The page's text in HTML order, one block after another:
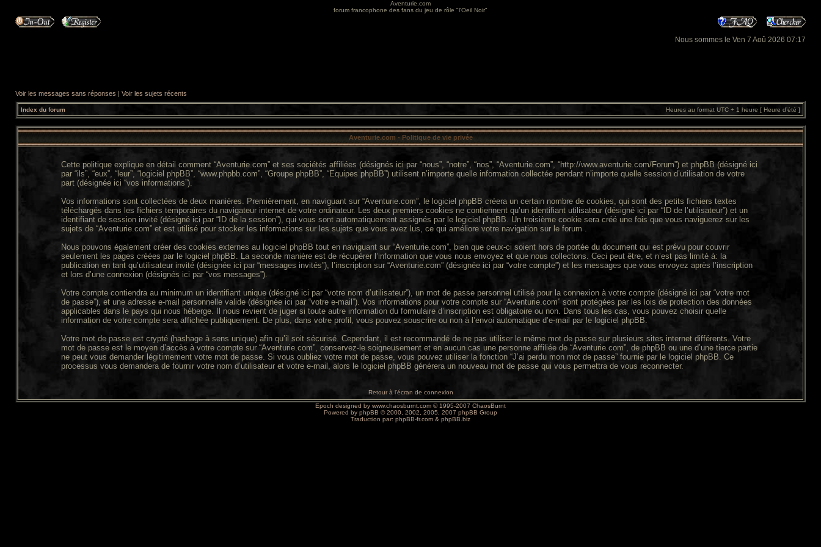
Aventurie.com
forum francophone des fans du jeu de rôle "l'Oeil Noir"
Nous sommes le Ven 7 Aoû 2026 07:17
Voir les messages sans réponses | Voir les sujets récents
Index du forum Heures au format UTC + 1 heure [ Heure d’été ]
Aventurie.com - Politique de vie privée
Cette politique explique en détail comment “Aventurie.com” et ses sociétés affiliées (désignés ici par “nous”, “notre”, “nos”, “Aventurie.com”, “http://www.aventurie.com/Forum”) et phpBB (désigné ici
par “ils”, “eux”, “leur”, “logiciel phpBB”, “www.phpbb.com”, “Groupe phpBB”, “Equipes phpBB”) utilisent n’importe quelle information collectée pendant n’importe quelle session d’utilisation de votre
part (désignée ici “vos informations”).
Vos informations sont collectées de deux manières. Premièrement, en naviguant sur “Aventurie.com”, le logiciel phpBB créera un certain nombre de cookies, qui sont des petits fichiers textes
téléchargés dans les fichiers temporaires du navigateur internet de votre ordinateur. Les deux premiers cookies ne contiennent qu’un identifiant utilisateur (désigné ici par “ID de l’utilisateur”) et un
identifiant de session invité (désigné ici par “ID de la session”), qui vous sont automatiquement assignés par le logiciel phpBB. Un troisième cookie sera créé une fois que vous naviguerez sur les
sujets de “Aventurie.com” et est utilisé pour stocker les informations sur les sujets que vous avez lus, ce qui améliore votre navigation sur le forum .
Nous pouvons également créer des cookies externes au logiciel phpBB tout en naviguant sur “Aventurie.com”, bien que ceux-ci soient hors de portée du document qui est prévu pour couvrir
seulement les pages créées par le logiciel phpBB. La seconde manière est de récupérer l’information que vous nous envoyez et que nous collectons. Ceci peut être, et n’est pas limité à: la
publication en tant qu’utilisateur invité (désignée ici par “messages invités”), l’inscription sur “Aventurie.com” (désignée ici par “votre compte”) et les messages que vous envoyez après l’inscription
et lors d’une connexion (désignés ici par “vos messages”).
Votre compte contiendra au minimum un identifiant unique (désigné ici par “votre nom d’utilisateur”), un mot de passe personnel utilisé pour la connexion à votre compte (désigné ici par “votre mot
de passe”), et une adresse e-mail personnelle valide (désignée ici par “votre e-mail”). Vos informations pour votre compte sur “Aventurie.com” sont protégées par les lois de protection des données
applicables dans le pays qui nous héberge. Il nous revient de juger si toute autre information du formulaire d’inscription est obligatoire ou non. Dans tous les cas, vous pouvez choisir quelle
information de votre compte sera affichée publiquement. De plus, dans votre profil, vous pouvez souscrire ou non à l’envoi automatique d’e-mail par le logiciel phpBB.
Votre mot de passe est crypté (hashage à sens unique) afin qu’il soit sécurisé. Cependant, il est recommandé de ne pas utiliser le même mot de passe sur plusieurs sites internet différents. Votre
mot de passe est le moyen d’accès à votre compte sur “Aventurie.com”, conservez-le soigneusement et en aucun cas une personne affiliée de “Aventurie.com”, de phpBB ou une d’une tierce partie
ne peut vous demander légitimement votre mot de passe. Si vous oubliez votre mot de passe, vous pouvez utiliser la fonction “J’ai perdu mon mot de passe” fournie par le logiciel phpBB. Ce
processus vous demandera de fournir votre nom d’utilisateur et votre e-mail, alors le logiciel phpBB générera un nouveau mot de passe qui vous permettra de vous reconnecter.
Retour à l’écran de connexion
Epoch designed by www.chaosburnt.com © 1995-2007 ChaosBurnt
Powered by phpBB © 2000, 2002, 2005, 2007 phpBB Group
Traduction par: phpBB-fr.com & phpBB.biz